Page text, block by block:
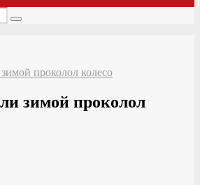
Поиск
проколол колесо
зимой проколол